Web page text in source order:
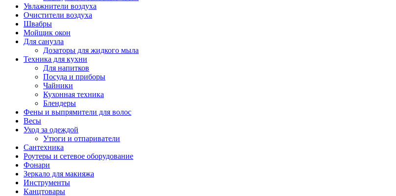
Увлажнители воздуха
Очистители воздуха
Швабры
Мойщик окон
Для санузла
Дозаторы для жидкого мыла
Техника для кухни
Для напитков
Посуда и приборы
Чайники
Кухонная техника
Блендеры
Фены и выпрямители для волос
Весы
Уход за одеждой
Утюги и отпариватели
Сантехника
Роутеры и сетевое оборудование
Фонари
Зеркало для макияжа
Инструменты
Канцтовары